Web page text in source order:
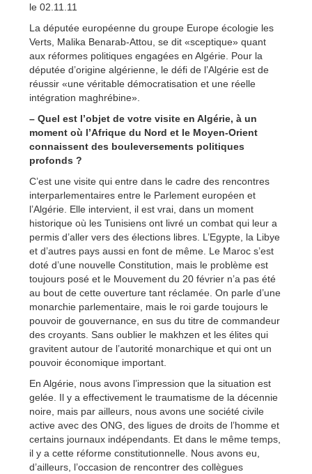
le 02.11.11
La députée européenne du groupe Europe écologie les
Verts, Malika Benarab-Attou, se dit «sceptique» quant
aux réformes politiques engagées en Algérie. Pour la
députée d’origine algérienne, le défi de l’Algérie est de
réussir «une véritable démocratisation et une réelle
intégration maghrébine».
– Quel est l’objet de votre visite en Algérie, à un
moment où l’Afrique du Nord et le Moyen-Orient
connaissent des bouleversements politiques
profonds ?
C’est une visite qui entre dans le cadre des rencontres
interparlementaires entre le Parlement européen et
l’Algérie. Elle intervient, il est vrai, dans un moment
historique où les Tunisiens ont livré un combat qui leur a
permis d’aller vers des élections libres. L’Egypte, la Libye
et d’autres pays aussi en font de même. Le Maroc s’est
doté d’une nouvelle Constitution, mais le problème est
toujours posé et le Mouvement du 20 février n’a pas été
au bout de cette ouverture tant réclamée. On parle d’une
monarchie parlementaire, mais le roi garde toujours le
pouvoir de gouvernance, en sus du titre de commandeur
des croyants. Sans oublier le makhzen et les élites qui
gravitent autour de l’autorité monarchique et qui ont un
pouvoir économique important.
En Algérie, nous avons l’impression que la situation est
gelée. Il y a effectivement le traumatisme de la décennie
noire, mais par ailleurs, nous avons une société civile
active avec des ONG, des ligues de droits de l’homme et
certains journaux indépendants. Et dans le même temps,
il y a cette réforme constitutionnelle. Nous avons eu,
d’ailleurs, l’occasion de rencontrer des collègues